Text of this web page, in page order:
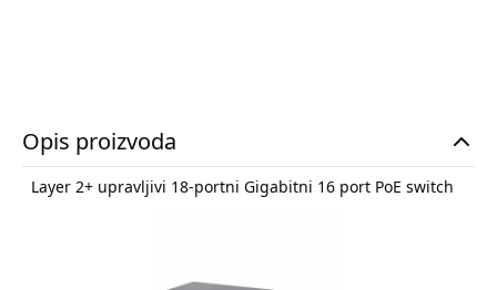
Opis proizvoda
Layer 2+ upravljivi 18-portni Gigabitni 16 port PoE switch